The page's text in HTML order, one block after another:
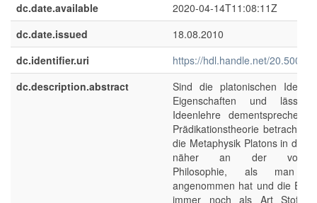
dc.date.available
2020-04-14T11:08:11Z
dc.date.issued
18.08.2010
dc.identifier.uri
https://hdl.handle.net/
dc.description.abstract
Sind die platonischen Ideen
Eigenschaften und lässt
Ideenlehre
Prädikationstheorie
die Metaphysik Platons in
näher an der
Philosophie, als man
angenommen hat und die
immer noch als Art Stoffe